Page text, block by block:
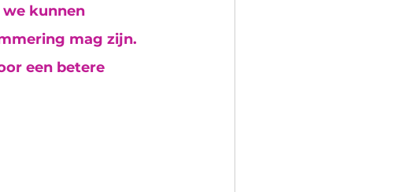
kunnen
mag zijn.
een betere